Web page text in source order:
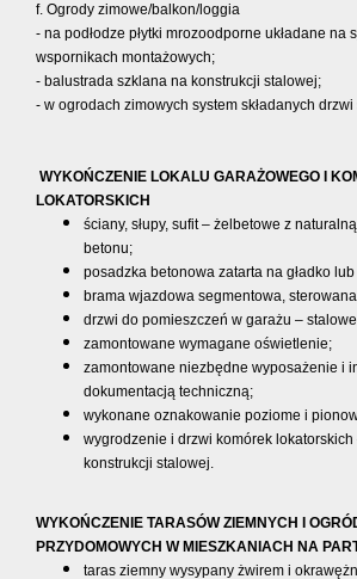
f. Ogrody zimowe/balkon/loggia
- na podłodze płytki mrozoodporne układane na
wspornikach montażowych;
- balustrada szklana na konstrukcji stalowej;
- w ogrodach zimowych system składanych
WYKOŃCZENIE LOKALU GARAŻOWEGO I
LOKATORSKICH
ściany, słupy, sufit – żelbetowe z
betonu;
posadzka betonowa zatarta na gładko
brama wjazdowa segmentowa,
drzwi do pomieszczeń w garażu –
zamontowane wymagane oświetlenie;
zamontowane niezbędne wyposażenie i
dokumentacją techniczną;
wykonane oznakowanie poziome i
wygrodzenie i drzwi komórek
konstrukcji stalowej.
WYKOŃCZENIE TARASÓW ZIEMNYCH I
PRZYDOMOWYCH W MIESZKANIACH NA
taras ziemny wysypany żwirem i